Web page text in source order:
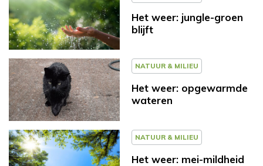
Het weer: jungle-groen
blijft
NATUUR & MILIEU
Het weer: opgewarmde
wateren
NATUUR & MILIEU
Het weer: mei-mildheid